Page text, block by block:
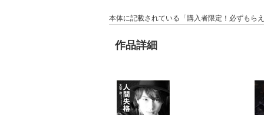
本体に記載されている「購入者限定！必ずもら
作品詳細